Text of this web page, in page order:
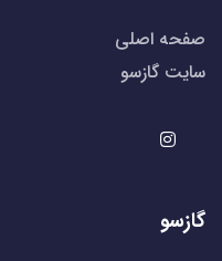
صفحه اصلی
سایت گازسو
گازسو